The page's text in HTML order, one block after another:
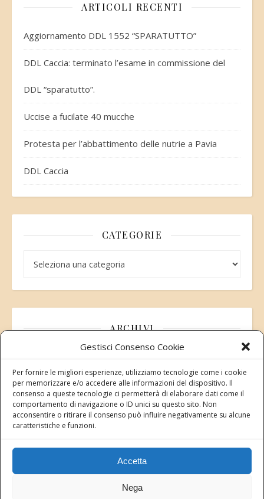
Gestisci Consenso Cookie
Per fornire le migliori esperienze, utilizziamo tecnologie come i cookie
per memorizzare e/o accedere alle informazioni del dispositivo. Il
consenso a queste tecnologie ci permetterà di elaborare dati come il
comportamento di navigazione o ID unici su questo sito. Non
acconsentire o ritirare il consenso può influire negativamente su alcune
caratteristiche e funzioni.
Accetta
Nega
ARTICOLI RECENTI
Aggiornamento DDL 1552 “SPARATUTTO”
DDL Caccia: terminato l’esame in commissione del
DDL “sparatutto”.
Uccise a fucilate 40 mucche
Protesta per l’abbattimento delle nutrie a Pavia
DDL Caccia
CATEGORIE
ARCHIVI
Modifica consenso
Stato attuale: Negato